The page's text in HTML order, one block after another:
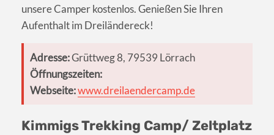
unsere Camper kostenlos. Genießen Sie Ihren
Aufenthalt im Dreiländereck!
Adresse:Grüttweg 8, 79539 Lörrach
Öffnungszeiten:
Webseite:www.dreilaendercamp.de
Kimmigs Trekking Camp/ Zeltplatz